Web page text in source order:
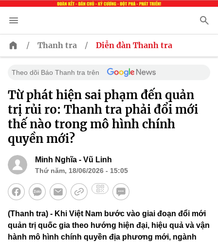
/ Thanh tra / Diễn đàn Thanh tra
Theo dõi Báo Thanh tra trên
Từ phát hiện sai phạm đến quản
trị rủi ro: Thanh tra phải đổi mới
thế nào trong mô hình chính
quyền mới?
Minh Nghĩa - Vũ Linh
Thứ năm, 18/06/2026 - 15:05
(Thanh tra) - Khi Việt Nam bước vào giai đoạn đổi mới
quản trị quốc gia theo hướng hiện đại, hiệu quả và vận
hành mô hình chính quyền địa phương mới, ngành